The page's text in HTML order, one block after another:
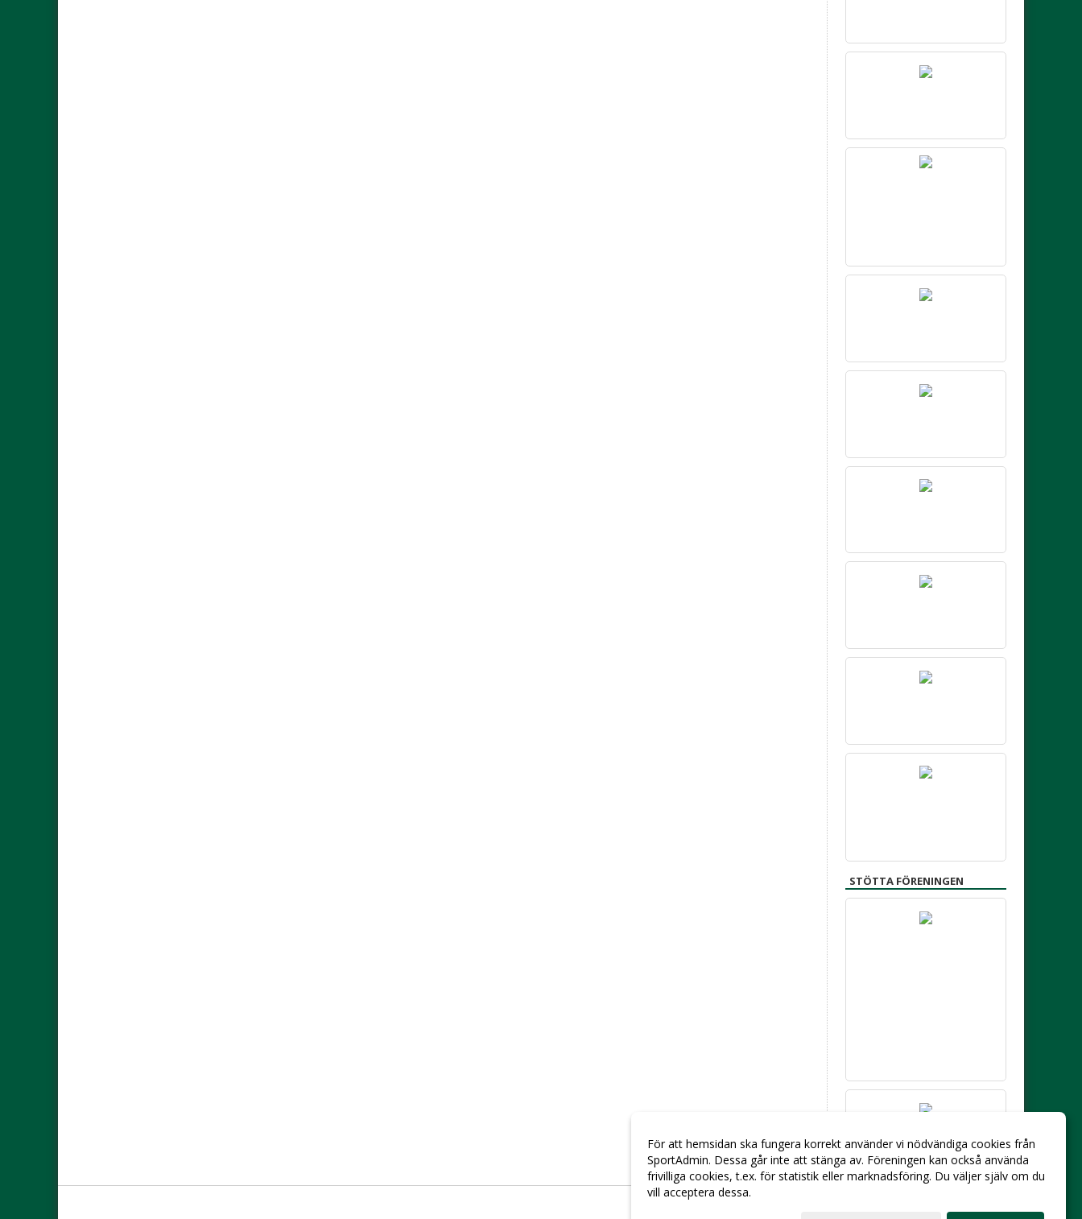
STÖTTA FÖRENINGEN
För att hemsidan ska fungera korrekt använder vi nödvändiga cookies från
SportAdmin. Dessa går inte att stänga av. Föreningen kan också använda
frivilliga cookies, t.ex. för statistik eller marknadsföring. Du väljer själv om du
vill acceptera dessa.